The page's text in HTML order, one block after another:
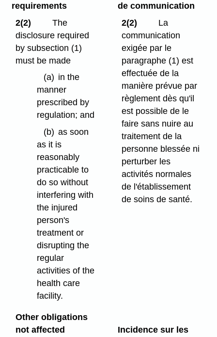
requirements
2(2)
The
disclosure required
by subsection (1)
must be made
(a) in the
manner
prescribed by
regulation; and
(b) as soon
as it is
reasonably
practicable to
do so without
interfering with
the injured
person's
treatment or
disrupting the
regular
activities of the
health care
facility.
de communication
2(2)
La
communication
exigée par le
paragraphe (1) est
effectuée de la
manière prévue par
règlement dès qu'il
est possible de le
faire sans nuire au
traitement de la
personne blessée ni
perturber les
activités normales
de l'établissement
de soins de santé.
Other obligations
not affected
Incidence sur les